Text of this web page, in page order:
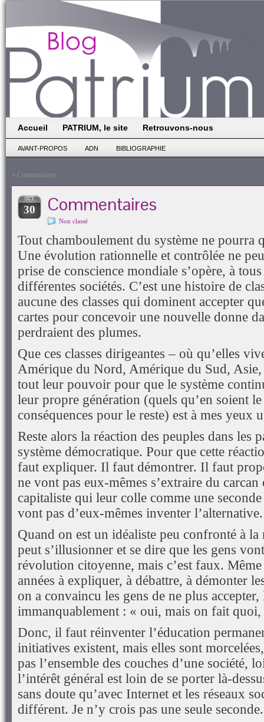
Accueil PATRIUM, le site Retrouvons-nous
AVANT-PROPOS ADN BIBLIOGRAPHIE
« Commentaires
OCT
30 Commentaires
Non classé
Tout chamboulement du système ne pourra
Une évolution rationnelle et contrôlée ne
prise de conscience mondiale s’opère, à
différentes sociétés. C’est une histoire de
aucune des classes qui dominent accepter
cartes pour concevoir une nouvelle donne
perdraient des plumes.
Que ces classes dirigeantes – où qu’elles
Amérique du Nord, Amérique du Sud,
tout leur pouvoir pour que le système
leur propre génération (quels qu’en soient
conséquences pour le reste) est à mes yeux
Reste alors la réaction des peuples dans les
système démocratique. Pour que cette
faut expliquer. Il faut démontrer. Il faut
ne vont pas eux-mêmes s’extraire du
capitaliste qui leur colle comme une
vont pas d’eux-mêmes inventer l’alternative.
Quand on est un idéaliste peu confronté à
peut s’illusionner et se dire que les gens
révolution citoyenne, mais c’est faux. Même
années à expliquer, à débattre, à démonter
on a convaincu les gens de ne plus
immanquablement : « oui, mais on fait quoi,
Donc, il faut réinventer l’éducation
initiatives existent, mais elles sont
pas l’ensemble des couches d’une société,
l’intérêt général est loin de se porter là-
sans doute qu’avec Internet et les réseaux
différent. Je n’y crois pas une seule seconde.